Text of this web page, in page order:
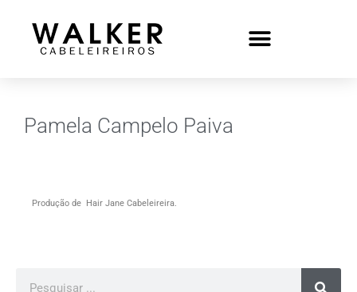
Pamela Campelo Paiva
Produção de Hair Jane Cabeleireira.